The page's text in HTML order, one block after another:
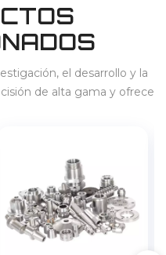
el desarrollo y la
de alta gama y ofrece